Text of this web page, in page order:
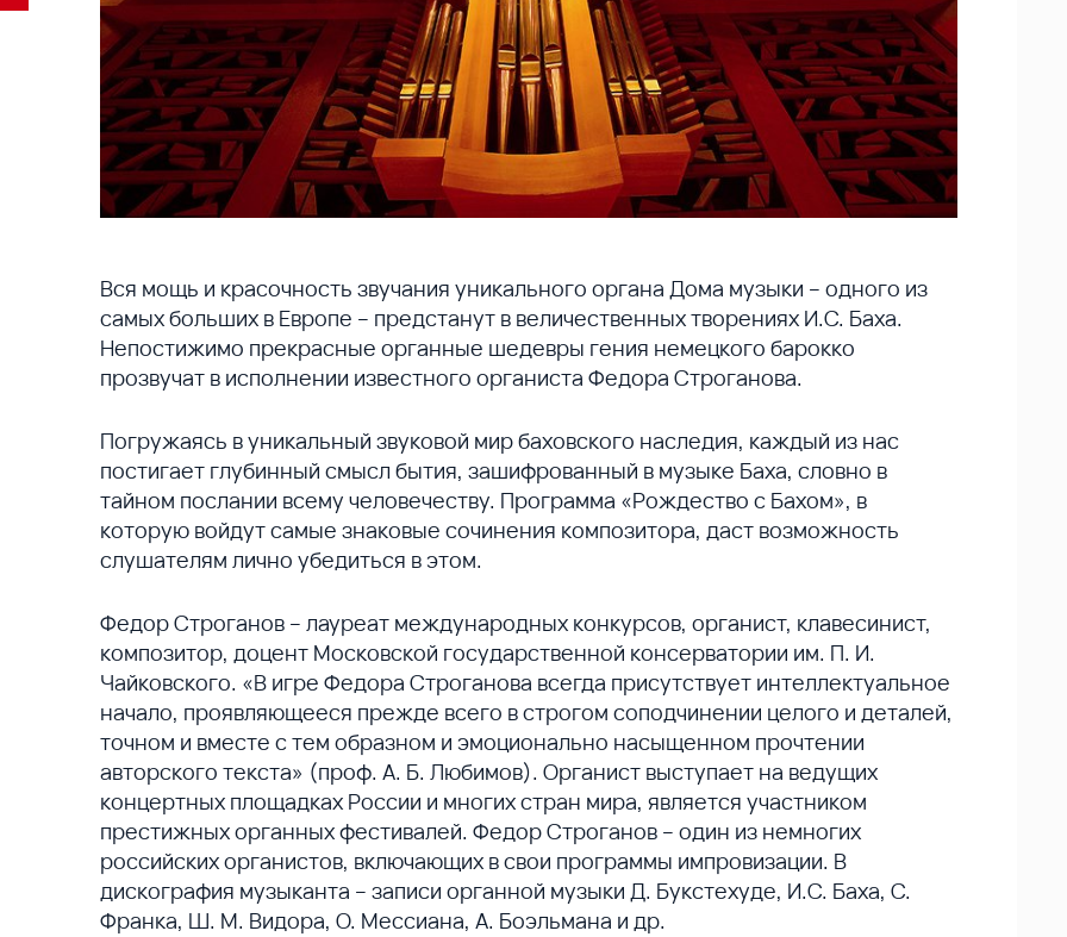
Вся мощь и красочность звучания уникального органа Дома музыки – одного из
самых больших в Европе – предстанут в величественных творениях И.С. Баха.
Непостижимо прекрасные органные шедевры гения немецкого барокко
прозвучат в исполнении известного органиста Федора Строганова.
Погружаясь в уникальный звуковой мир баховского наследия, каждый из нас
постигает глубинный смысл бытия, зашифрованный в музыке Баха, словно в
тайном послании всему человечеству. Программа «Рождество с Бахом», в
которую войдут самые знаковые сочинения композитора, даст возможность
слушателям лично убедиться в этом.
Федор Строганов – лауреат международных конкурсов, органист, клавесинист,
композитор, доцент Московской государственной консерватории им. П. И.
Чайковского. «В игре Федора Строганова всегда присутствует интеллектуальное
начало, проявляющееся прежде всего в строгом соподчинении целого и деталей,
точном и вместе с тем образном и эмоционально насыщенном прочтении
авторского текста» (проф. А. Б. Любимов). Органист выступает на ведущих
концертных площадках России и многих стран мира, является участником
престижных органных фестивалей. Федор Строганов – один из немногих
российских органистов, включающих в свои программы импровизации. В
дискография музыканта – записи органной музыки Д. Букстехуде, И.С. Баха, С.
Франка, Ш. М. Видора, О. Мессиана, А. Боэльмана и др.